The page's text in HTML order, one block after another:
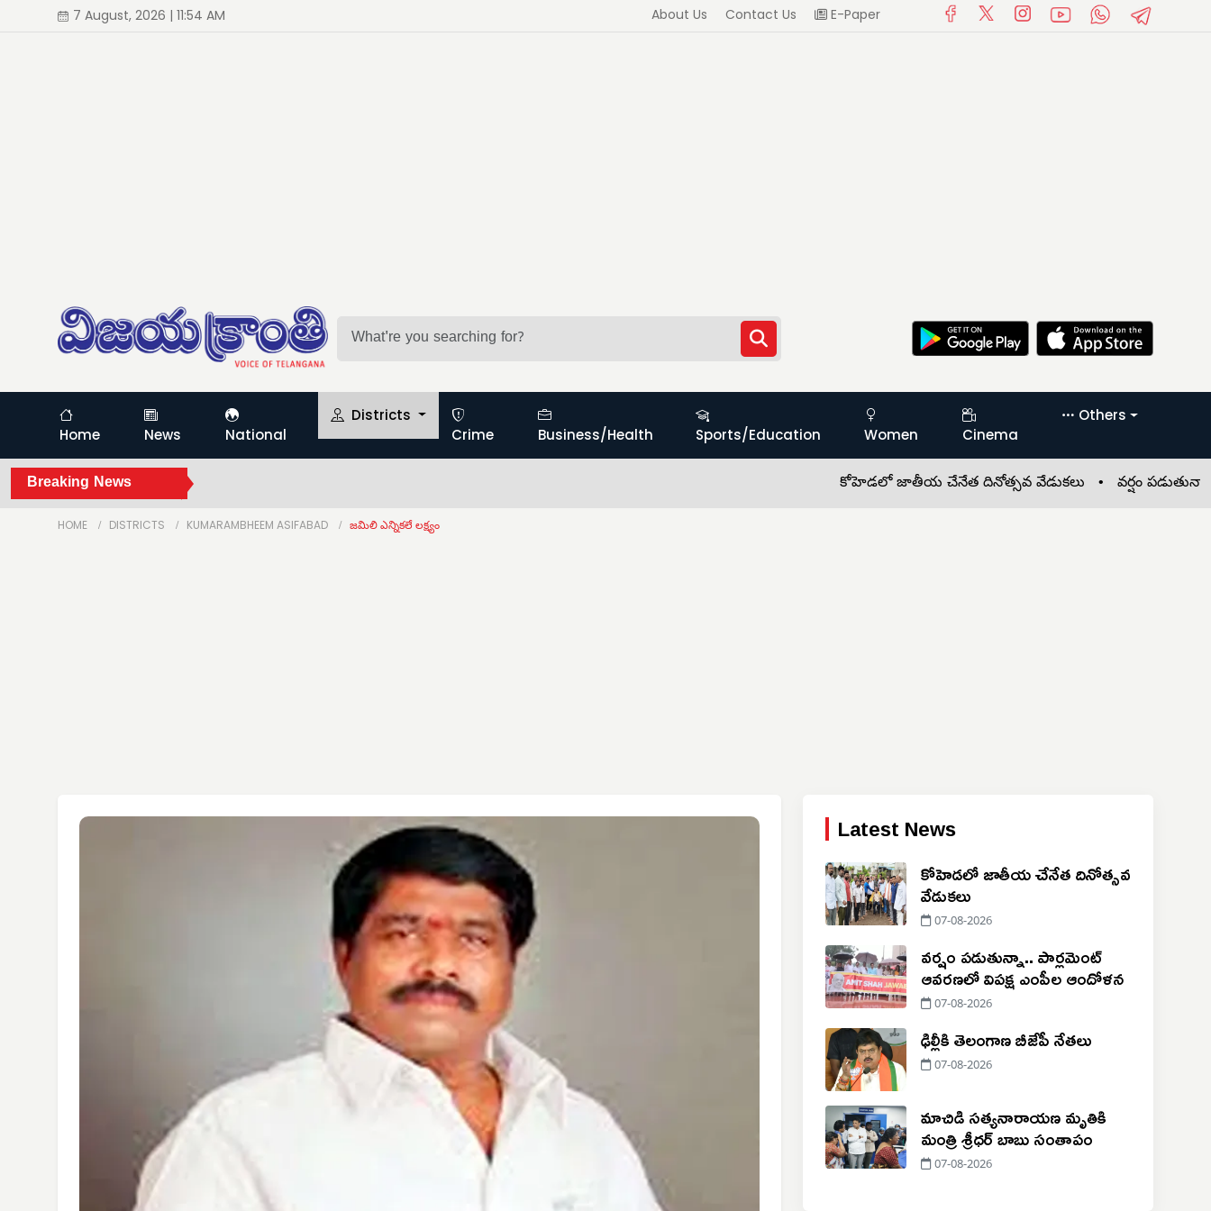
7 August, 2026 | 11:54 AM About Us Contact Us E-Paper
Home News National
Districts
Crime
Business/Health Sports/Education Women Cinema
Others
Breaking News కోహెడలో జాతీయ చేనేత దినోత్సవ వేడుకలు •వర్షం పడుతున్నా..
HOME DISTRICTS KUMARAMBHEEM ASIFABAD జమిలి ఎన్నికలే లక్ష్యం
Latest News
కోహెడలో జాతీయ చేనేత దినోత్సవ
వేడుకలు
07-08-2026
వర్షం పడుతున్నా.. పార్లమెంట్
ఆవరణలో విపక్ష ఎంపీల ఆందోళన
07-08-2026
ఢిల్లీకి తెలంగాణ బీజేపీ నేతలు
07-08-2026
మాచిడి సత్యనారాయణ మృతికి
మంత్రి శ్రీధర్ బాబు సంతాపం
07-08-2026